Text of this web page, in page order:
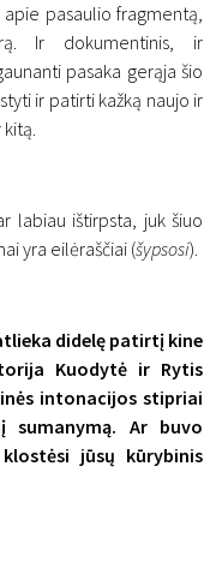
pasaulio fragmentą,
Ir dokumentinis, ir
pasaka gerąja šio
ir patirti kažką naujo ir
labiau ištirpsta, juk šiuo
yra eilėraščiai (šypsosi).
didelę patirtį kine
Kuodytė ir Rytis
intonacijos stipriai
sumanymą. Ar buvo
jūsų kūrybinis